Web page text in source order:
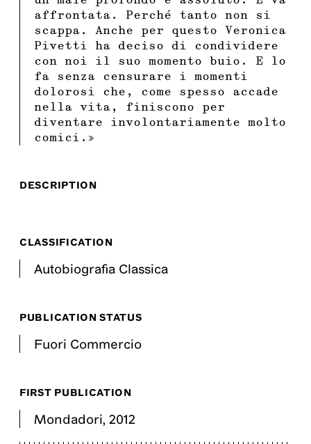
affrontata. Perché tanto non si
scappa. Anche per questo Veronica
Pivetti ha deciso di condividere
con noi il suo momento buio. E lo
fa senza censurare i momenti
dolorosi che, come spesso accade
nella vita, finiscono per
diventare involontariamente molto
comici.»
DESCRIPTION
CLASSIFICATION
Autobiografia Classica
PUBLICATION STATUS
Fuori Commercio
FIRST PUBLICATION
Mondadori, 2012